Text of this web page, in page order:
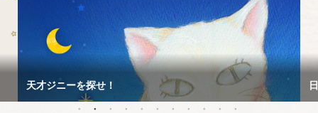
天才ジニーを探せ！